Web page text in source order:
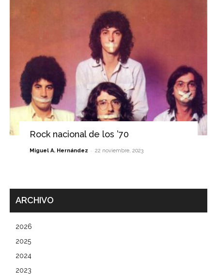
Rock nacional de los ’70
Miguel A. Hernández - 22 noviembre, 2023
ARCHIVO
2026
2025
2024
2023